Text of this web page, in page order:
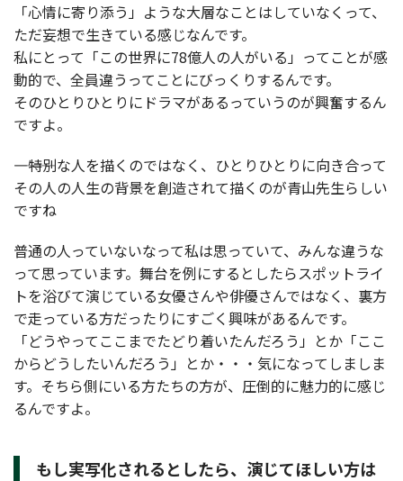
「心情に寄り添う」ような大層なことはしていなくって、
ただ妄想で生きている感じなんです。
私にとって「この世界に78億人の人がいる」ってことが感
動的で、全員違うってことにびっくりするんです。
そのひとりひとりにドラマがあるっていうのが興奮するん
ですよ。
――――特別な人を描くのではなく、ひとりひとりに向き合って
その人の人生の背景を創造されて描くのが青山先生らしい
ですね
普通の人っていないなって私は思っていて、みんな違うな
って思っています。舞台を例にするとしたらスポットライ
トを浴びて演じている女優さんや俳優さんではなく、裏方
で走っている方だったりにすごく興味があるんです。
「どうやってここまでたどり着いたんだろう」とか「ここ
からどうしたいんだろう」とか・・・気になってしましま
す。そちら側にいる方たちの方が、圧倒的に魅力的に感じ
るんですよ。
もし実写化されるとしたら、演じてほしい方は